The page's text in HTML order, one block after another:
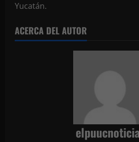
Yucatán.
ACERCA DEL AUTOR